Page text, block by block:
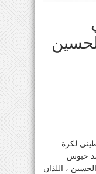
لكرة
حبوس
، اللذان